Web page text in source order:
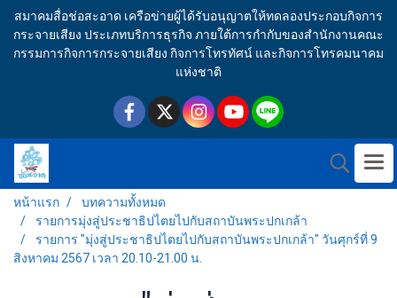
สมาคมสื่อช่อสะอาด เครือข่ายผู้ได้รับอนุญาตให้ทดลองประกอบกิจการ
กระจายเสียง ประเภทบริการธุรกิจ ภายใต้การกำกับของสำนักงานคณะ
กรรมการกิจการกระจายเสียง กิจการโทรทัศน์ และกิจการโทรคมนาคม
แห่งชาติ
หน้าแรก
บทความทั้งหมด
รายการมุ่งสู่ประชาธิปไตยไปกับสถาบันพระปกเกล้า
รายการ "มุ่งสู่ประชาธิปไตยไปกับสถาบันพระปกเกล้า" วันศุกร์ที่ 9
สิงหาคม 2567 เวลา 20.10-21.00 น.